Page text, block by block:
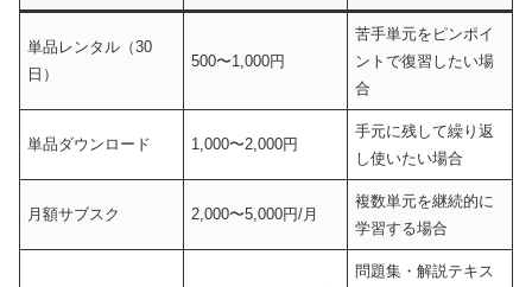
単品レンタル（30
日）
500〜1,000円
苦手単元をピンポイ
ントで復習したい場
合
単品ダウンロード 1,000〜2,000円
手元に残して繰り返
し使いたい場合
月額サブスク 2,000〜5,000円/月
複数単元を継続的に
学習する場合
問題集・解説テキス